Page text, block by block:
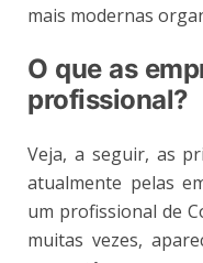
mais modernas
O que as
profissional?
Veja, a seguir, as
atualmente pelas
um profissional de
muitas vezes,